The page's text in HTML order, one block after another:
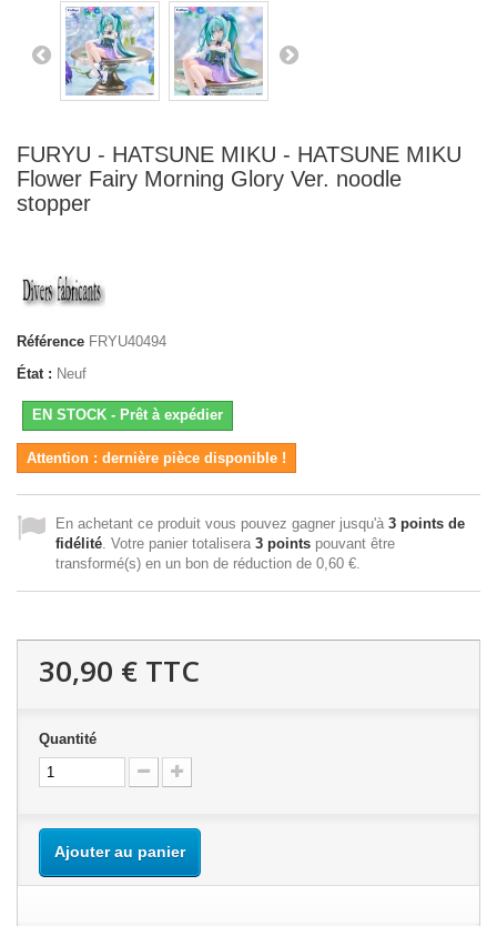
FURYU - HATSUNE MIKU - HATSUNE MIKU
Flower Fairy Morning Glory Ver. noodle
stopper
Référence FRYU40494
État : Neuf
EN STOCK - Prêt à expédier
Attention : dernière pièce disponible !
En achetant ce produit vous pouvez gagner jusqu'à 3 points de
fidélité . Votre panier totalisera 3 points pouvant être
transformé(s) en un bon de réduction de 0,60 €
30,90 € TTC
Quantité
Ajouter au panier